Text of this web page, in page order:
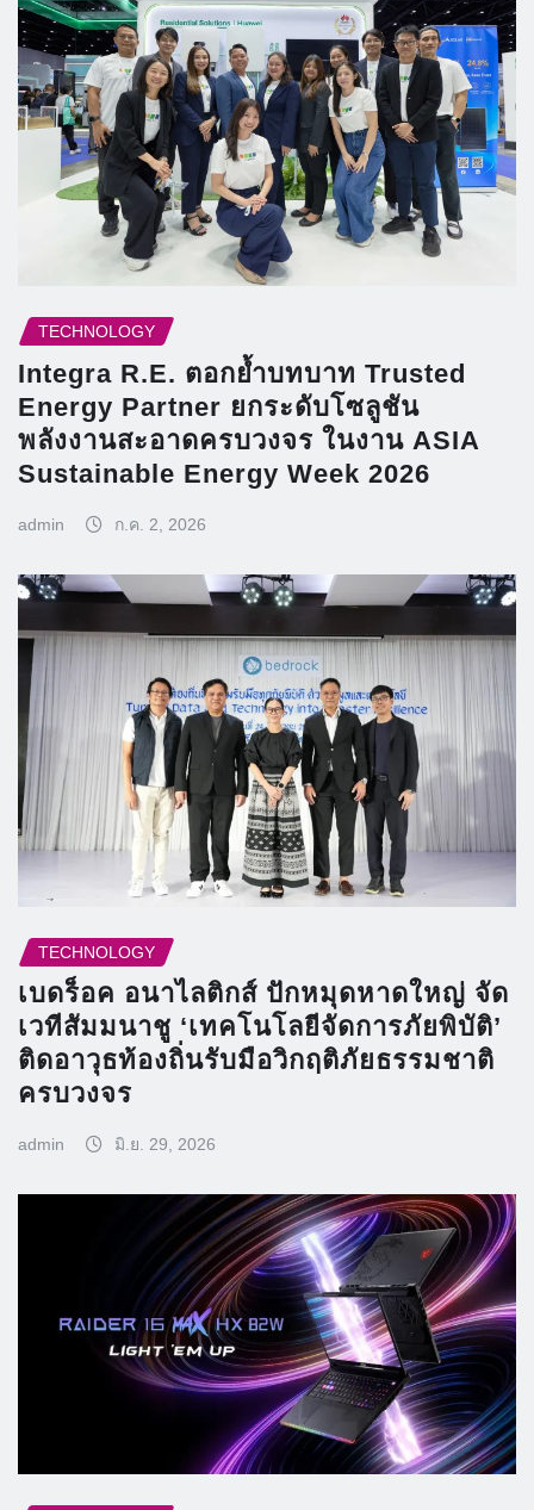
TECHNOLOGY
Integra R.E. ตอกย้ำบทบาท Trusted
Energy Partner ยกระดับโซลูชัน
พลังงานสะอาดครบวงจร ในงาน ASIA
Sustainable Energy Week 2026
admin ก.ค. 2, 2026
TECHNOLOGY
เบดร็อค อนาไลติกส์ ปักหมุดหาดใหญ่ จัด
เวทีสัมมนาชู ‘เทคโนโลยีจัดการภัยพิบัติ’
ติดอาวุธท้องถิ่นรับมือวิกฤติภัยธรรมชาติ
ครบวงจร
admin มิ.ย. 29, 2026